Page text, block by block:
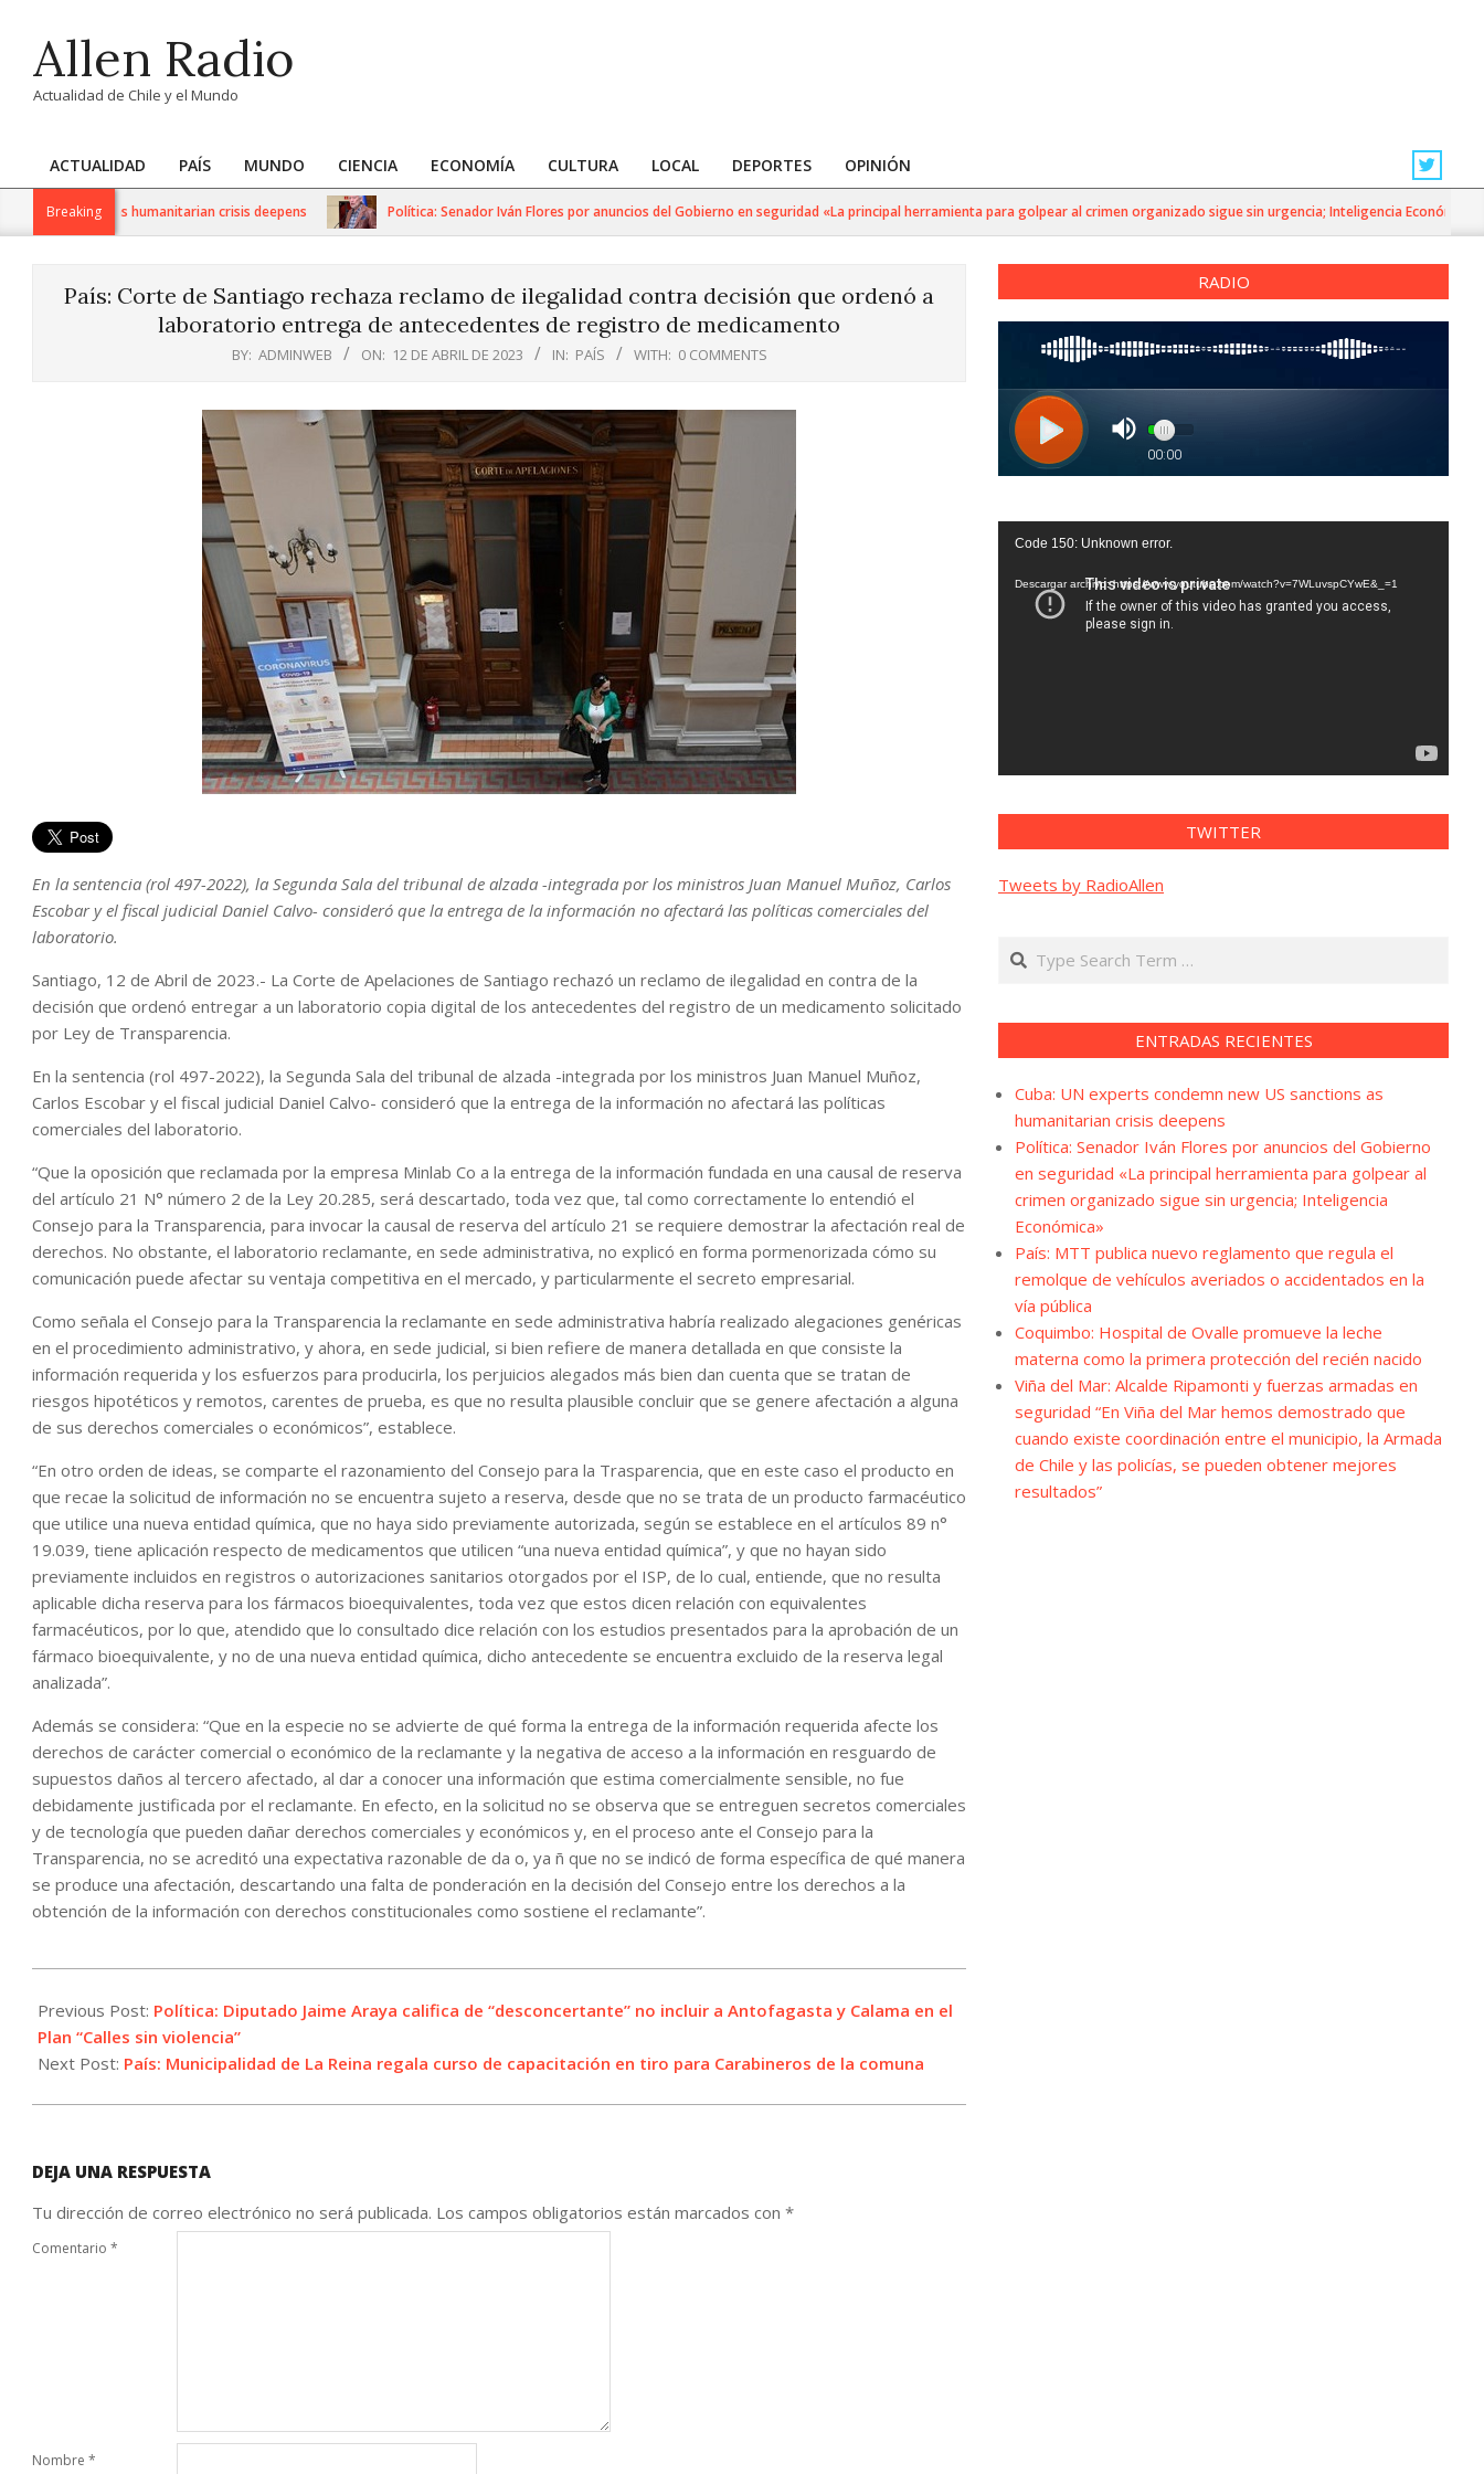
contentAllen Radio
Actualidad de Chile y el Mundo
Primary
Navigation
ACTUALIDAD PAÍS MUNDO CIENCIA ECONOMÍA CULTURA LOCAL DEPORTES OPINIÓN
Breaking
sanctions as humanitarian crisis deepens Política: Senador Iván Flores por anuncios del Gobierno en seguridad «La principal herramienta para golpear al crimen organizado sigue sin urgencia; Inteligencia Económica»
País: Corte de Santiago rechaza reclamo de ilegalidad contra decisión que ordenó a
laboratorio entrega de antecedentes de registro de medicamento
BY: ADMINWEB ON: 12 DE ABRIL DE 2023 IN: PAÍS WITH: 0 COMMENTS
En la sentencia (rol 497-2022), la Segunda Sala del tribunal de alzada -integrada por los ministros Juan Manuel Muñoz, Carlos
Escobar y el fiscal judicial Daniel Calvo- consideró que la entrega de la información no afectará las políticas comerciales del
laboratorio.
Santiago, 12 de Abril de 2023.- La Corte de Apelaciones de Santiago rechazó un reclamo de ilegalidad en contra de la
decisión que ordenó entregar a un laboratorio copia digital de los antecedentes del registro de un medicamento solicitado
por Ley de Transparencia.
En la sentencia (rol 497-2022), la Segunda Sala del tribunal de alzada -integrada por los ministros Juan Manuel Muñoz,
Carlos Escobar y el fiscal judicial Daniel Calvo- consideró que la entrega de la información no afectará las políticas
comerciales del laboratorio.
“Que la oposición que reclamada por la empresa Minlab Co a la entrega de la información fundada en una causal de reserva
del artículo 21 N° número 2 de la Ley 20.285, será descartado, toda vez que, tal como correctamente lo entendió el
Consejo para la Transparencia, para invocar la causal de reserva del artículo 21 se requiere demostrar la afectación real de
derechos. No obstante, el laboratorio reclamante, en sede administrativa, no explicó en forma pormenorizada cómo su
comunicación puede afectar su ventaja competitiva en el mercado, y particularmente el secreto empresarial.
Como señala el Consejo para la Transparencia la reclamante en sede administrativa habría realizado alegaciones genéricas
en el procedimiento administrativo, y ahora, en sede judicial, si bien refiere de manera detallada en que consiste la
información requerida y los esfuerzos para producirla, los perjuicios alegados más bien dan cuenta que se tratan de
riesgos hipotéticos y remotos, carentes de prueba, es que no resulta plausible concluir que se genere afectación a alguna
de sus derechos comerciales o económicos”, establece.
“En otro orden de ideas, se comparte el razonamiento del Consejo para la Trasparencia, que en este caso el producto en
que recae la solicitud de información no se encuentra sujeto a reserva, desde que no se trata de un producto farmacéutico
que utilice una nueva entidad química, que no haya sido previamente autorizada, según se establece en el artículos 89 n°
19.039, tiene aplicación respecto de medicamentos que utilicen “una nueva entidad química”, y que no hayan sido
previamente incluidos en registros o autorizaciones sanitarios otorgados por el ISP, de lo cual, entiende, que no resulta
aplicable dicha reserva para los fármacos bioequivalentes, toda vez que estos dicen relación con equivalentes
farmacéuticos, por lo que, atendido que lo consultado dice relación con los estudios presentados para la aprobación de un
fármaco bioequivalente, y no de una nueva entidad química, dicho antecedente se encuentra excluido de la reserva legal
analizada”.
Además se considera: “Que en la especie no se advierte de qué forma la entrega de la información requerida afecte los
derechos de carácter comercial o económico de la reclamante y la negativa de acceso a la información en resguardo de
supuestos daños al tercero afectado, al dar a conocer una información que estima comercialmente sensible, no fue
debidamente justificada por el reclamante. En efecto, en la solicitud no se observa que se entreguen secretos comerciales
y de tecnología que pueden dañar derechos comerciales y económicos y, en el proceso ante el Consejo para la
Transparencia, no se acreditó una expectativa razonable de da o, ya ñ que no se indicó de forma específica de qué manera
se produce una afectación, descartando una falta de ponderación en la decisión del Consejo entre los derechos a la
obtención de la información con derechos constitucionales como sostiene el reclamante”.
04-
12
Previous Post: Política: Diputado Jaime Araya califica de “desconcertante” no incluir a Antofagasta y Calama en el
Plan “Calles sin violencia”
Next Post: País: Municipalidad de La Reina regala curso de capacitación en tiro para Carabineros de la comuna
DEJA UNA RESPUESTA
Tu dirección de correo electrónico no será publicada. Los campos obligatorios están marcados con *
Comentario *
Nombre *
RADIO
Reproductor
vídeo
Code 150: Unknown error.
Descargar archivo: https://www.youtube.com/watch?v=7WLuvspCYwE&_=1
TWITTER
Tweets by RadioAllen
Search
ENTRADAS RECIENTES
Cuba: UN experts condemn new US sanctions as
humanitarian crisis deepens
Política: Senador Iván Flores por anuncios del Gobierno
en seguridad «La principal herramienta para golpear al
crimen organizado sigue sin urgencia; Inteligencia
Económica»
País: MTT publica nuevo reglamento que regula el
remolque de vehículos averiados o accidentados en la
vía pública
Coquimbo: Hospital de Ovalle promueve la leche
materna como la primera protección del recién nacido
Viña del Mar: Alcalde Ripamonti y fuerzas armadas en
seguridad “En Viña del Mar hemos demostrado que
cuando existe coordinación entre el municipio, la Armada
de Chile y las policías, se pueden obtener mejores
resultados”